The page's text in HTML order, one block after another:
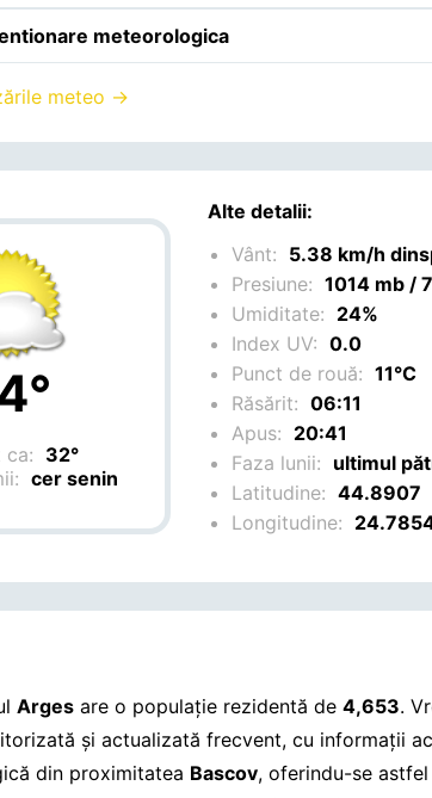
meteorologica
meteo →
ca: 32°
cer senin
Alte detalii:
Vânt: 5.38 km/h
Presiune: 1014 mb /
Umiditate: 24%
Index UV: 0.0
Punct de rouă: 11°C
Răsărit: 06:11
Apus: 20:41
Faza lunii: ultimul
Latitudine: 44.8907
Longitudine:
Arges are o populație rezidentă de4,653.
și actualizată frecvent, cu informații
din proximitatea Bascov, oferindu-se